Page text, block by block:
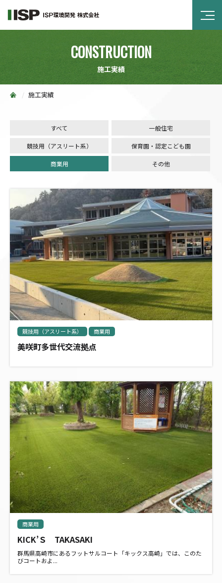
CONSTRUCTION
施工実績
施工実績
すべて 一般住宅
競技用（アスリート系） 保育園・認定こども園
商業用 その他
競技用（アスリート系） 商業用
美咲町多世代交流拠点
商業用
KICK’Ｓ TAKASAKI
群馬県高崎市にあるフットサルコート「キックス高崎」では、このた
びコートおよ...